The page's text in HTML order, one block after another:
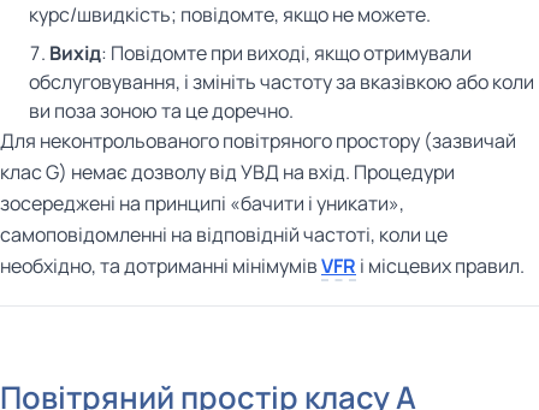
курс/швидкість; повідомте, якщо не можете.
Вихід: Повідомте при виході, якщо отримували
обслуговування, і змініть частоту за вказівкою або коли
ви поза зоною та це доречно.
Для неконтрольованого повітряного простору (зазвичай
клас G) немає дозволу від УВД на вхід. Процедури
зосереджені на принципі «бачити і уникати»,
самоповідомленні на відповідній частоті, коли це
необхідно, та дотриманні мінімумівVFR і місцевих правил.
Повітряний простір класу A